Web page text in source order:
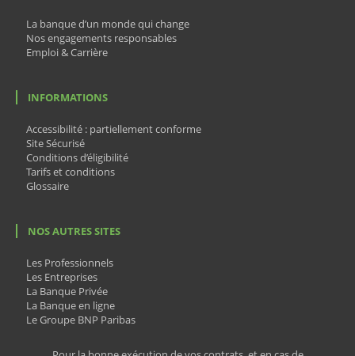
La banque d’un monde qui change
Nos engagements responsables
Emploi & Carrière
INFORMATIONS
Accessibilité : partiellement conforme
Site Sécurisé
Conditions d’éligibilité
Tarifs et conditions
Glossaire
NOS AUTRES SITES
Les Professionnels
Les Entreprises
La Banque Privée
La Banque en ligne
Le Groupe BNP Paribas